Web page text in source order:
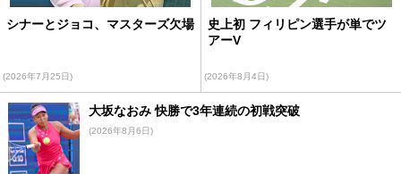
シナーとジョコ、マスターズ欠場
(2026年7月25日)
史上初 フィリピン選手が単でツ
アーV
(2026年8月4日)
大坂なおみ 快勝で3年連続の初戦突破
(2026年8月6日)